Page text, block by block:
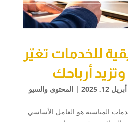
للخدمات تغيّر
أرباحك
أبريل 12, 2025 | المحتوى والسيو
المناسبة هو العامل الأساسي